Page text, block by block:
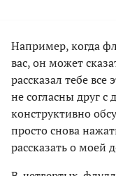
Например, когда
вас, он может
рассказал тебе
не согласны друг с
конструктивно
просто снова
рассказать о моей